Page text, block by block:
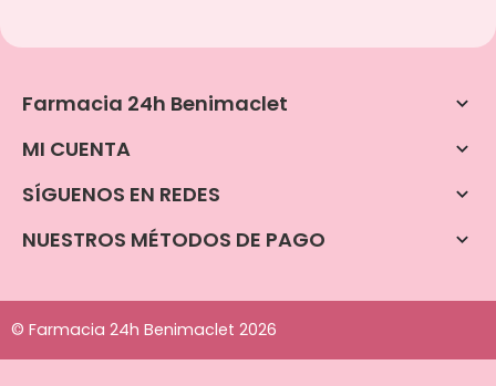
Farmacia 24h Benimaclet 
MI CUENTA 
SÍGUENOS EN REDES 
NUESTROS MÉTODOS DE PAGO 
© Farmacia 24h Benimaclet 2026